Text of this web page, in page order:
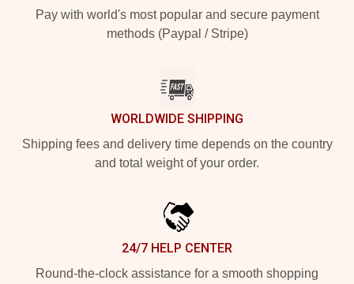
Pay with world's most popular and secure payment
methods (Paypal / Stripe)
WORLDWIDE SHIPPING
Shipping fees and delivery time depends on the country
and total weight of your order.
24/7 HELP CENTER
Round-the-clock assistance for a smooth shopping